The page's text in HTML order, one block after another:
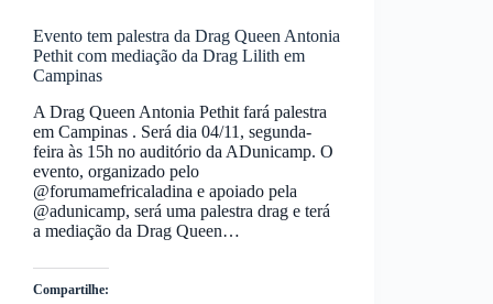
Evento tem palestra da Drag Queen Antonia
Pethit com mediação da Drag Lilith em
Campinas
A Drag Queen Antonia Pethit fará palestra
em Campinas . Será dia 04/11, segunda-
feira às 15h no auditório da ADunicamp. O
evento, organizado pelo
@forumamefricaladina e apoiado pela
@adunicamp, será uma palestra drag e terá
a mediação da Drag Queen…
Compartilhe: